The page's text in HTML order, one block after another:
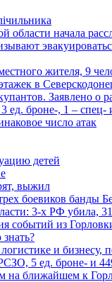
области начала
жителя, 9
в
Заявлено о
броне-, 1 –
число атак
детей
выжил
боевиков банды
3-х РФ убила,
событий из
и бизнесу,
5 ед. броне- и
на ближайшем к